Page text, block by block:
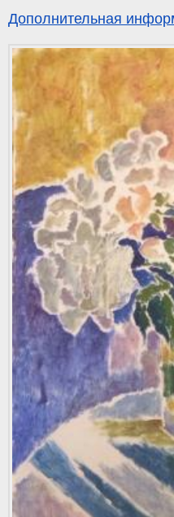
Дополнительная